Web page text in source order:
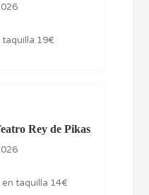
19€
Rey de Pikas
taquilla 14€